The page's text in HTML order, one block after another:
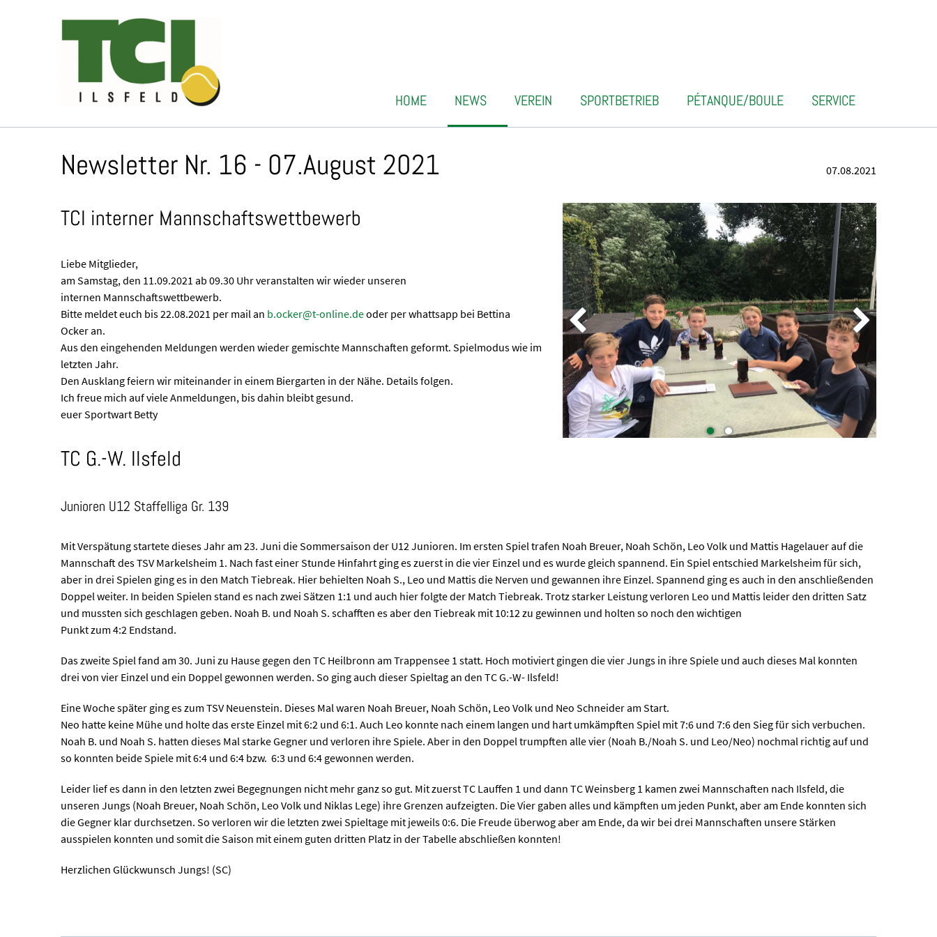
HOME NEWS VEREIN SPORTBETRIEB PÉTANQUE/BOULE SERVICE
Newsletter Nr. 16 - 07.August 2021 07.08.2021
TCI interner Mannschaftswettbewerb
Liebe Mitglieder,
am Samstag, den 11.09.2021 ab 09.30 Uhr veranstalten wir wieder unseren
internen Mannschaftswettbewerb.
Bitte meldet euch bis 22.08.2021 per mail an b.ocker@t-online.deoder per whattsapp bei Bettina
Ocker an.
Aus den eingehenden Meldungen werden wieder gemischte Mannschaften geformt. Spielmodus wie im
letzten Jahr.
Den Ausklang feiern wir miteinander in einem Biergarten in der Nähe. Details folgen.
Ich freue mich auf viele Anmeldungen, bis dahin bleibt gesund.
euer Sportwart Betty
TC G.-W. Ilsfeld
Junioren U12 Staffelliga Gr. 139
Mit Verspätung startete dieses Jahr am 23. Juni die Sommersaison der U12 Junioren. Im ersten Spiel trafen Noah Breuer, Noah Schön, Leo Volk und Mattis Hagelauer auf die
Mannschaft des TSV Markelsheim 1. Nach fast einer Stunde Hinfahrt ging es zuerst in die vier Einzel und es wurde gleich spannend. Ein Spiel entschied Markelsheim für sich,
aber in drei Spielen ging es in den Match Tiebreak. Hier behielten Noah S., Leo und Mattis die Nerven und gewannen ihre Einzel. Spannend ging es auch in den anschließenden
Doppel weiter. In beiden Spielen stand es nach zwei Sätzen 1:1 und auch hier folgte der Match Tiebreak. Trotz starker Leistung verloren Leo und Mattis leider den dritten Satz
und mussten sich geschlagen geben. Noah B. und Noah S. schafften es aber den Tiebreak mit 10:12 zu gewinnen und holten so noch den wichtigen
Punkt zum 4:2 Endstand.
Das zweite Spiel fand am 30. Juni zu Hause gegen den TC Heilbronn am Trappensee 1 statt. Hoch motiviert gingen die vier Jungs in ihre Spiele und auch dieses Mal konnten
drei von vier Einzel und ein Doppel gewonnen werden. So ging auch dieser Spieltag an den TC G.-W- Ilsfeld!
Eine Woche später ging es zum TSV Neuenstein. Dieses Mal waren Noah Breuer, Noah Schön, Leo Volk und Neo Schneider am Start.
Neo hatte keine Mühe und holte das erste Einzel mit 6:2 und 6:1. Auch Leo konnte nach einem langen und hart umkämpften Spiel mit 7:6 und 7:6 den Sieg für sich verbuchen.
Noah B. und Noah S. hatten dieses Mal starke Gegner und verloren ihre Spiele. Aber in den Doppel trumpften alle vier (Noah B./Noah S. und Leo/Neo) nochmal richtig auf und
so konnten beide Spiele mit 6:4 und 6:4 bzw. 6:3 und 6:4 gewonnen werden.
Leider lief es dann in den letzten zwei Begegnungen nicht mehr ganz so gut. Mit zuerst TC Lauffen 1 und dann TC Weinsberg 1 kamen zwei Mannschaften nach Ilsfeld, die
unseren Jungs (Noah Breuer, Noah Schön, Leo Volk und Niklas Lege) ihre Grenzen aufzeigten. Die Vier gaben alles und kämpften um jeden Punkt, aber am Ende konnten sich
die Gegner klar durchsetzen. So verloren wir die letzten zwei Spieltage mit jeweils 0:6. Die Freude überwog aber am Ende, da wir bei drei Mannschaften unsere Stärken
ausspielen konnten und somit die Saison mit einem guten dritten Platz in der Tabelle abschließen konnten!
Herzlichen Glückwunsch Jungs! (SC)